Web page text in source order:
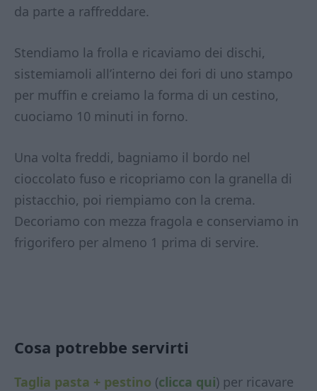
da parte a raffreddare.
Stendiamo la frolla e ricaviamo dei dischi,
sistemiamoli all’interno dei fori di uno stampo
per muffin e creiamo la forma di un cestino,
cuociamo 10 minuti in forno.
Una volta freddi, bagniamo il bordo nel
cioccolato fuso e ricopriamo con la granella di
pistacchio, poi riempiamo con la crema.
Decoriamo con mezza fragola e conserviamo in
frigorifero per almeno 1 prima di servire.
Cosa potrebbe servirti
Taglia pasta + pestino (clicca qui) per ricavare